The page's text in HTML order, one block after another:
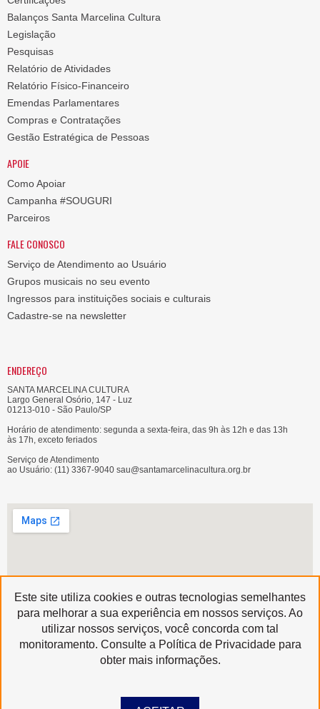
Balanços Santa Marcelina Cultura
Legislação
Pesquisas
Relatório de Atividades
Relatório Físico-Financeiro
Emendas Parlamentares
Compras e Contratações
Gestão Estratégica de Pessoas
APOIE
Como Apoiar
Campanha #SOUGURI
Parceiros
FALE CONOSCO
Serviço de Atendimento ao Usuário
Grupos musicais no seu evento
Ingressos para instituições sociais e culturais
Cadastre-se na newsletter
ENDEREÇO
SANTA MARCELINA CULTURA
Largo General Osório, 147 - Luz
01213-010 - São Paulo/SP
Horário de atendimento: segunda a sexta-feira, das 9h às 12h e das 13h
às 17h, exceto feriados
Serviço de Atendimento
ao Usuário: (11) 3367-9040 sau@santamarcelinacultura.org.br
Produzido por
Copyright © 2020 | Santa Marcelina Cultura • Todos os Direitos Reservados
Este site utiliza cookies e outras tecnologias semelhantes
para melhorar a sua experiência em nossos serviços. Ao
utilizar nossos serviços, você concorda com tal
monitoramento. Consulte a Política de Privacidade para
obter mais informações.